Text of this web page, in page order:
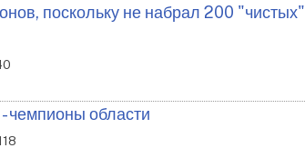
поскольку не набрал 200 "чистых"
чемпионы области